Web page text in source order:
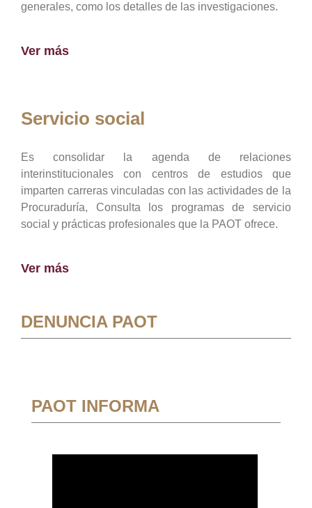
generales, como los detalles de las investigaciones.
Ver más
Servicio social
Es consolidar la agenda de relaciones
interinstitucionales con centros de estudios que
imparten carreras vinculadas con las actividades de la
Procuraduría, Consulta los programas de servicio
social y prácticas profesionales que la PAOT ofrece.
Ver más
DENUNCIA PAOT
PAOT INFORMA